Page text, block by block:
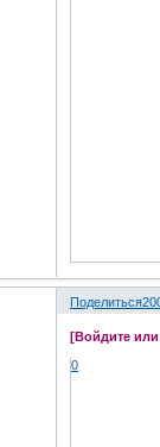
Поделиться
[Войдите или
0